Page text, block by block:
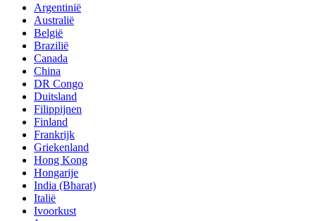
Argentinië
Australië
België
Brazilië
Canada
China
DR Congo
Duitsland
Filippijnen
Finland
Frankrijk
Griekenland
Hong Kong
Hongarije
India (Bharat)
Italië
Ivoorkust